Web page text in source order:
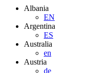
Albania
EN
Argentina
ES
Australia
en
Austria
de